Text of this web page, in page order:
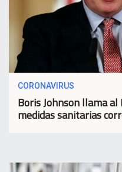
CORONAVIRUS
Boris Johnson llama
medidas sanitarias